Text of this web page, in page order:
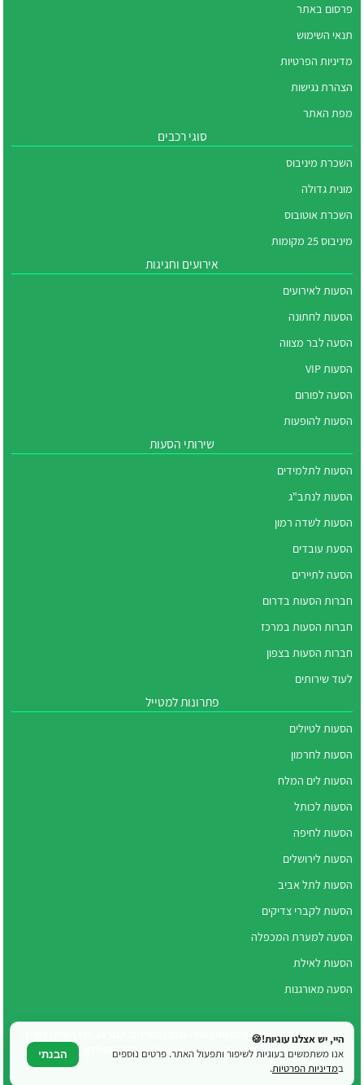
פרסום באתר
תנאי השימוש
מדיניות הפרטיות
הצהרת נגישות
מפת האתר
סוגי רכבים
השכרת מיניבוס
מונית גדולה
השכרת אוטובוס
מיניבוס 25 מקומות
אירועים וחגיגות
הסעות לאירועים
הסעות לחתונה
הסעה לבר מצווה
הסעות VIP
הסעה לפורום
הסעות להופעות
שירותי הסעות
הסעות לתלמידים
הסעות לנתב"ג
הסעות לשדה רמון
הסעת עובדים
הסעה לתיירים
חברות הסעות בדרום
חברות הסעות במרכז
חברות הסעות בצפון
לעוד שירותים
פתרונות למטייל
הסעות לטיולים
הסעות לחרמון
הסעות לים המלח
הסעות לכותל
הסעות לחיפה
הסעות לירושלים
הסעות לתל אביב
הסעות לקברי צדיקים
הסעה למערת המכפלה
הסעות לאילת
הסעה מאורגנות
top.bus.co.il@gmail.com | טלפון: 077-6052800
היי, יש אצלנו עוגיות!🍪
אנו משתמשים בעוגיות לשיפור ותפעול האתר. פרטים נוספים
במדיניות הפרטיות.
הבנתי